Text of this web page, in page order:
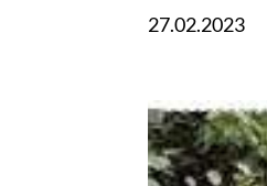
27.02.2023